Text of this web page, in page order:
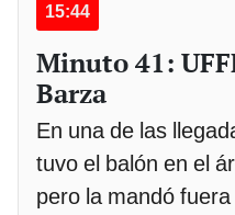
15:44
Minuto 41:
Barza
En una de las
tuvo el balón en el
pero la mandó